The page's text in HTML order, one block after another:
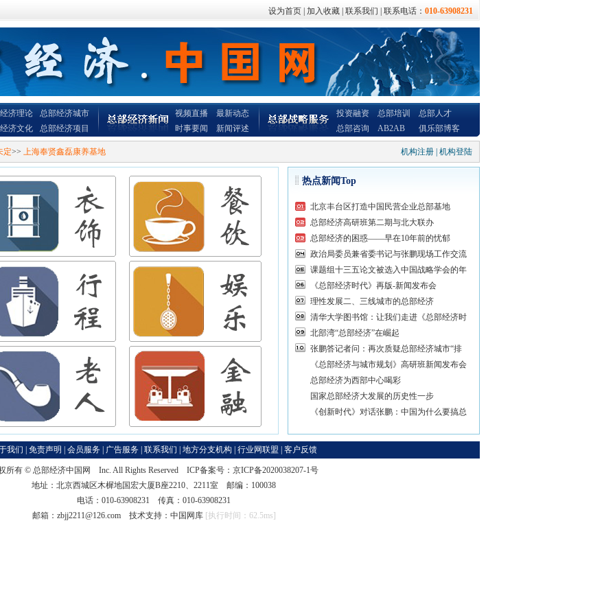
设为首页 加入收藏 联系我们 | 联系电话： 010-63908231
济理论
济文化
总部经济城市
总部经济项目
视频直播
时事要闻
最新动态
新闻评述
投资融资
总部咨询
总部培训
AB2AB
总部人才
俱乐部博客
定>> 上海奉贤鑫磊康养基地 机构注册 机构登陆
热点新闻Top
北京丰台区打造中国民营企业总部基地
总部经济高研班第二期与北大联办
总部经济的困惑——早在10年前的忧郁
政治局委员兼省委书记与张鹏现场工作交流
课题组十三五论文被选入中国战略学会的年
《总部经济时代》再版-新闻发布会
理性发展二、三线城市的总部经济
清华大学图书馆：让我们走进《总部经济时
北部湾“总部经济”在崛起
张鹏答记者问：再次质疑总部经济城市“排
《总部经济与城市规划》高研班新闻发布会
总部经济为西部中心喝彩
国家总部经济大发展的历史性一步
《创新时代》对话张鹏：中国为什么要搞总
我们 免责声明 会员服务 广告服务 联系我们 地方分支机构 行业网联盟 客户反馈
所有 © 总部经济中国网 Inc. All Rights Reserved ICP备案号： 京ICP备2020038207-1号
地址：北京西城区木樨地国宏大厦B座2210、2211室 邮编：100038
电话：010-63908231 传真：010-63908231
邮箱：zbjj2211@126.com 技术支持： 中国网库 [执行时间：62.5ms]